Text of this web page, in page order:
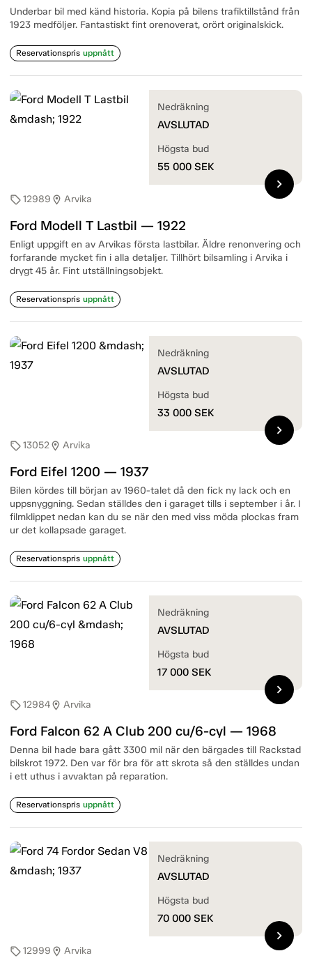
Underbar bil med känd historia. Kopia på bilens trafiktillstånd från
1923 medföljer. Fantastiskt fint orenoverat, orört originalskick.
Reservationspris uppnått
sell12989 location_on Arvika
Ford Modell T Lastbil — 1922
Enligt uppgift en av Arvikas första lastbilar. Äldre renonvering och
forfarande mycket fin i alla detaljer. Tillhört bilsamling i Arvika i
drygt 45 år. Fint utställningsobjekt.
Reservationspris uppnått
Nedräkning
AVSLUTAD
Högsta bud
55 000 SEK
chevron_right
sell13052location_on Arvika
Ford Eifel 1200 — 1937
Bilen kördes till början av 1960-talet då den fick ny lack och en
uppsnyggning. Sedan ställdes den i garaget tills i september i år. I
filmklippet nedan kan du se när den med viss möda plockas fram
ur det kollapsade garaget.
Reservationspris uppnått
Nedräkning
AVSLUTAD
Högsta bud
33 000 SEK
chevron_right
sell12984location_on Arvika
Ford Falcon 62 A Club 200 cu/6-cyl — 1968
Denna bil hade bara gått 3300 mil när den bärgades till Rackstad
bilskrot 1972. Den var för bra för att skrota så den ställdes undan
i ett uthus i avvaktan på reparation.
Reservationspris uppnått
Nedräkning
AVSLUTAD
Högsta bud
17 000 SEK
chevron_right
sell12999 location_on Arvika
Nedräkning
AVSLUTAD
Högsta bud
70 000 SEK
chevron_right